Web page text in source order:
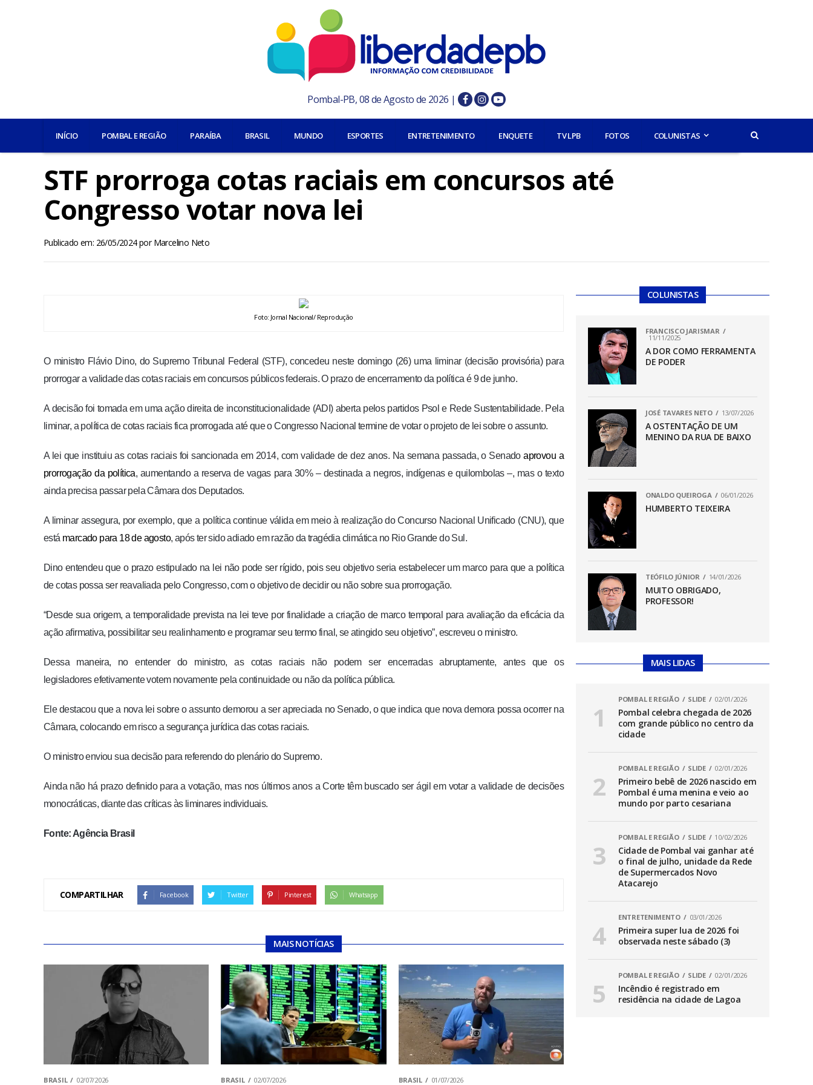
Pombal-PB, 08 de Agosto de 2026 |
INÍCIO POMBAL E REGIÃO PARAÍBA BRASIL MUNDO ESPORTES ENTRETENIMENTO ENQUETE TV LPB FOTOS COLUNISTAS
STF prorroga cotas raciais em concursos até
Congresso votar nova lei
Publicado em: 26/05/2024porMarcelino Neto
Foto: Jornal Nacional/ Reprodução
O ministro Flávio Dino, do Supremo Tribunal Federal (STF), concedeu neste domingo (26) uma liminar (decisão provisória) para
prorrogar a validade das cotas raciais em concursos públicos federais. O prazo de encerramento da política é 9 de junho.
A decisão foi tomada em uma ação direita de inconstitucionalidade (ADI) aberta pelos partidos Psol e Rede Sustentabilidade. Pela
liminar, a política de cotas raciais fica prorrogada até que o Congresso Nacional termine de votar o projeto de lei sobre o assunto.
A lei que instituiu as cotas raciais foi sancionada em 2014, com validade de dez anos. Na semana passada, o Senadoaprovou a
prorrogação da política, aumentando a reserva de vagas para 30% – destinada a negros, indígenas e quilombolas –, mas o texto
ainda precisa passar pela Câmara dos Deputados.
A liminar assegura, por exemplo, que a política continue válida em meio à realização do Concurso Nacional Unificado (CNU), que
está marcado para 18 de agosto, após ter sido adiado em razão da tragédia climática no Rio Grande do Sul.
Dino entendeu que o prazo estipulado na lei não pode ser rígido, pois seu objetivo seria estabelecer um marco para que a política
de cotas possa ser reavaliada pelo Congresso, com o objetivo de decidir ou não sobre sua prorrogação.
“Desde sua origem, a temporalidade prevista na lei teve por finalidade a criação de marco temporal para avaliação da eficácia da
ação afirmativa, possibilitar seu realinhamento e programar seu termo final, se atingido seu objetivo”, escreveu o ministro.
Dessa maneira, no entender do ministro, as cotas raciais não podem ser encerradas abruptamente, antes que os
legisladores efetivamente votem novamente pela continuidade ou não da política pública.
Ele destacou que a nova lei sobre o assunto demorou a ser apreciada no Senado, o que indica que nova demora possa ocorrer na
Câmara, colocando em risco a segurança jurídica das cotas raciais.
O ministro enviou sua decisão para referendo do plenário do Supremo.
Ainda não há prazo definido para a votação, mas nos últimos anos a Corte têm buscado ser ágil em votar a validade de decisões
monocráticas, diante das críticas às liminares individuais.
Fonte: Agência Brasil
COMPARTILHAR Facebook Twitter Pinterest Whatsapp
MAIS NOTÍCIAS
BRASIL 02/07/2026 BRASIL 02/07/2026 BRASIL 01/07/2026
COLUNISTAS
FRANCISCO JARISMAR
11/11/2025
A DOR COMO FERRAMENTA
DE PODER
JOSÉ TAVARES NETO 13/07/2026
A OSTENTAÇÃO DE UM
MENINO DA RUA DE BAIXO
ONALDO QUEIROGA 06/01/2026
HUMBERTO TEIXEIRA
TEÓFILO JÚNIOR 14/01/2026
MUITO OBRIGADO,
PROFESSOR!
MAIS LIDAS
POMBAL E REGIÃO SLIDE 02/01/2026
Pombal celebra chegada de 2026
com grande público no centro da
cidade
POMBAL E REGIÃO SLIDE 02/01/2026
Primeiro bebê de 2026 nascido em
Pombal é uma menina e veio ao
mundo por parto cesariana
POMBAL E REGIÃO SLIDE 10/02/2026
Cidade de Pombal vai ganhar até
o final de julho, unidade da Rede
de Supermercados Novo
Atacarejo
ENTRETENIMENTO 03/01/2026
Primeira super lua de 2026 foi
observada neste sábado (3)
POMBAL E REGIÃO SLIDE 02/01/2026
Incêndio é registrado em
residência na cidade de Lagoa